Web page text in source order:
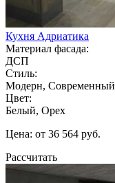
Кухня Адриатика
Материал фасада:
ДСП
Стиль:
Модерн, Современный
Цвет:
Белый, Орех
Цена: от 36 564 руб.
Рассчитать